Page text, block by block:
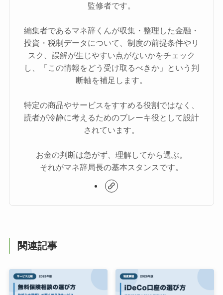
監修者です。
編集者であるマネ辞くんが収集・整理した金融・
投資・税制データについて、制度の前提条件やリ
スク、誤解が生じやすい点がないかをチェック
し、「この情報をどう受け取るべきか」という判
断軸を補足します。
特定の商品やサービスをすすめる役割ではなく、
読者が冷静に考えるためのブレーキ役として設計
されています。
お金の判断は急がず、理解してから選ぶ。
それがマネ辞局長の基本スタンスです。
関連記事